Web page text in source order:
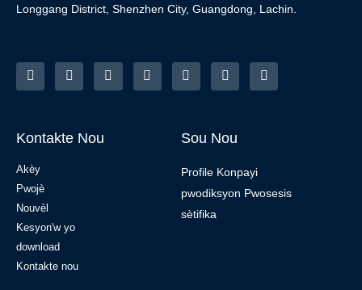
Longgang District, Shenzhen City, Guangdong, Lachin.
Kontakte Nou
Akèy
Pwojè
Nouvèl
Kesyon'w yo
download
Kontakte nou
Sou Nou
Profile Konpayi
pwodiksyon Pwosesis
sètifika